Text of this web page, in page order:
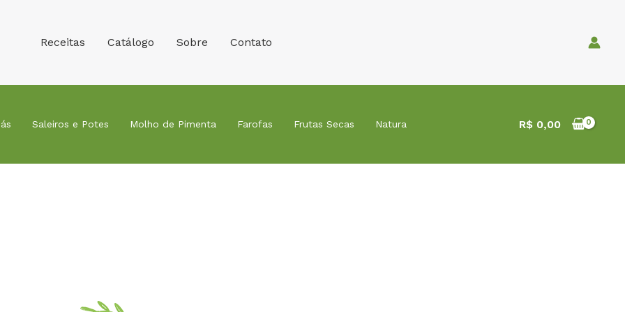
Receitas Catálogo Sobre Contato
Saleiros e Potes Molho de Pimenta Farofas Frutas Secas Natura R$ 0,00